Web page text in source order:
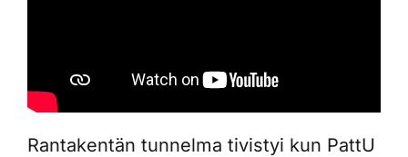
Rantakentän tunnelma tivistyi kun PattU